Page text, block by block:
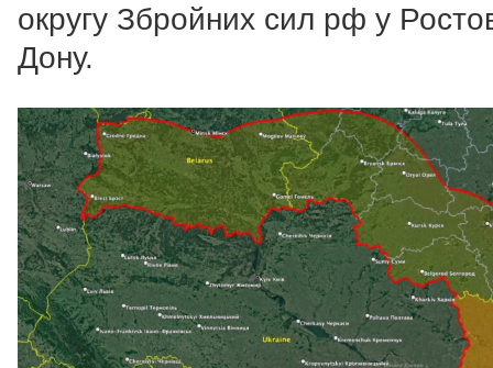
округу Збройних сил рф у
Дону.